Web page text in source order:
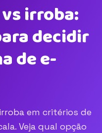
irroba:
decidir
de e-
em critérios de
Veja qual opção